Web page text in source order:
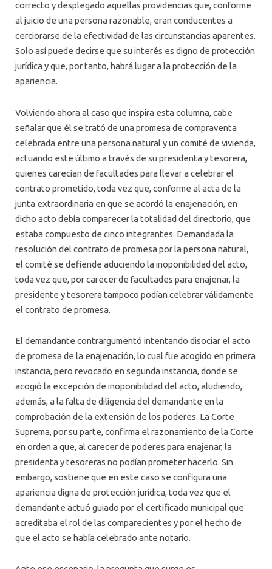
correcto y desplegado aquellas providencias que, conforme
al juicio de una persona razonable, eran conducentes a
cerciorarse de la efectividad de las circunstancias aparentes.
Solo así puede decirse que su interés es digno de protección
jurídica y que, por tanto, habrá lugar a la protección de la
apariencia.
Volviendo ahora al caso que inspira esta columna, cabe
señalar que él se trató de una promesa de compraventa
celebrada entre una persona natural y un comité de vivienda,
actuando este último a través de su presidenta y tesorera,
quienes carecían de facultades para llevar a celebrar el
contrato prometido, toda vez que, conforme al acta de la
junta extraordinaria en que se acordó la enajenación, en
dicho acto debía comparecer la totalidad del directorio, que
estaba compuesto de cinco integrantes. Demandada la
resolución del contrato de promesa por la persona natural,
el comité se defiende aduciendo la inoponibilidad del acto,
toda vez que, por carecer de facultades para enajenar, la
presidente y tesorera tampoco podían celebrar válidamente
el contrato de promesa.
El demandante contrargumentó intentando disociar el acto
de promesa de la enajenación, lo cual fue acogido en primera
instancia, pero revocado en segunda instancia, donde se
acogió la excepción de inoponibilidad del acto, aludiendo,
además, a la falta de diligencia del demandante en la
comprobación de la extensión de los poderes. La Corte
Suprema, por su parte, confirma el razonamiento de la Corte
en orden a que, al carecer de poderes para enajenar, la
presidenta y tesoreras no podían prometer hacerlo. Sin
embargo, sostiene que en este caso se configura una
apariencia digna de protección jurídica, toda vez que el
demandante actuó guiado por el certificado municipal que
acreditaba el rol de las comparecientes y por el hecho de
que el acto se había celebrado ante notario.